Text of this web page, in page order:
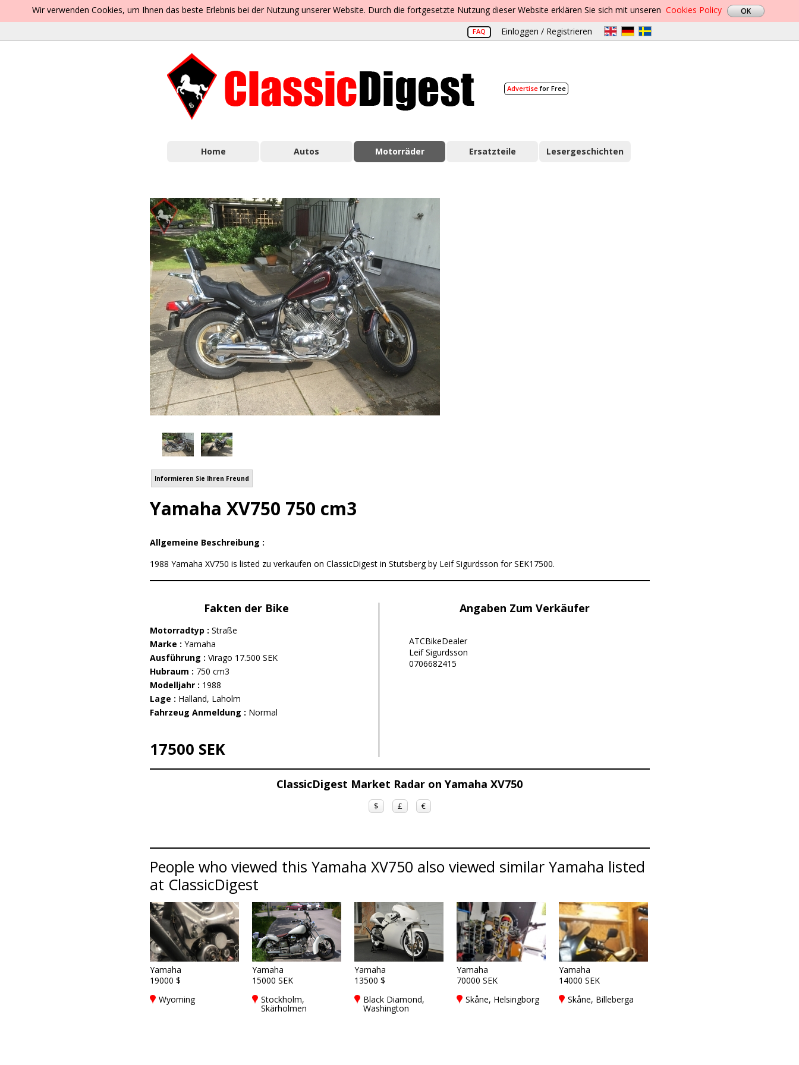
Wir verwenden Cookies, um Ihnen das beste Erlebnis bei der Nutzung unserer Website. Durch die fortgesetzte Nutzung dieser Website erklären Sie sich mit unseren Cookies Policy
FAQ Einloggen / Registrieren
Advertisefor Free
Home Autos Motorräder Ersatzteile Lesergeschichten
Informieren Sie Ihren Freund
Yamaha XV750 750 cm3
Allgemeine Beschreibung :
1988 Yamaha XV750 is listed zu verkaufen on ClassicDigest in Stutsberg by Leif Sigurdsson for SEK17500.
Fakten der Bike
Motorradtyp : Straße
Marke : Yamaha
Ausführung : Virago 17.500 SEK
Hubraum : 750 cm3
Modelljahr : 1988
Lage : Halland, Laholm
Fahrzeug Anmeldung : Normal
17500 SEK
Angaben Zum Verkäufer
ATCBikeDealer
Leif Sigurdsson
0706682415
ClassicDigest Market Radar on Yamaha XV750
$ £ €
People who viewed this Yamaha XV750 also viewed similar Yamaha listed
at ClassicDigest
Yamaha
19000 $
Wyoming
Yamaha
15000 SEK
Stockholm,
Skärholmen
Yamaha
13500 $
Black Diamond,
Washington
Yamaha
70000 SEK
Skåne, Helsingborg
Yamaha
14000 SEK
Skåne, Billeberga